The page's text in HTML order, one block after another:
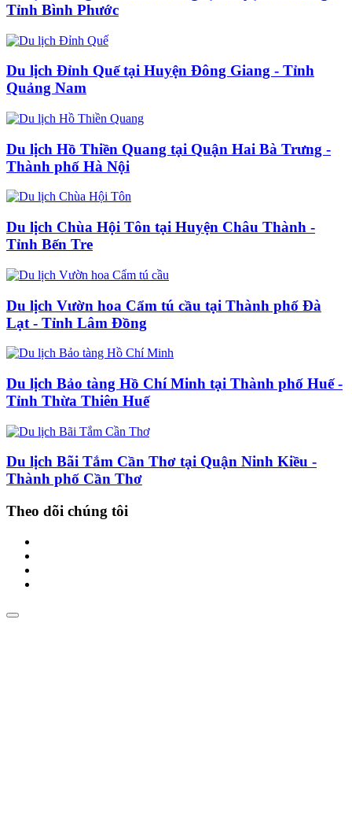
Tỉnh Bình Phước
Du lịch Đỉnh Quế tại Huyện Đông Giang - Tỉnh
Quảng Nam
Du lịch Hồ Thiền Quang tại Quận Hai Bà Trưng -
Thành phố Hà Nội
Du lịch Chùa Hội Tôn tại Huyện Châu Thành -
Tỉnh Bến Tre
Du lịch Vườn hoa Cẩm tú cầu tại Thành phố Đà
Lạt - Tỉnh Lâm Đồng
Du lịch Bảo tàng Hồ Chí Minh tại Thành phố Huế -
Tỉnh Thừa Thiên Huế
Du lịch Bãi Tắm Cần Thơ tại Quận Ninh Kiều -
Thành phố Cần Thơ
Theo dõi chúng tôi